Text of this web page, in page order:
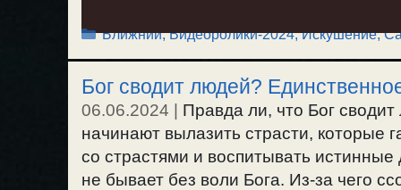
Рубрики
Ближний,Видеоролики-2024,Искушение,
Бог сводит людей?
06.06.2024 | Правда ли, что Бог
начинают вылазить страсти, которые
со страстями и воспитывать
не бывает без воли Бога. Из-за чего